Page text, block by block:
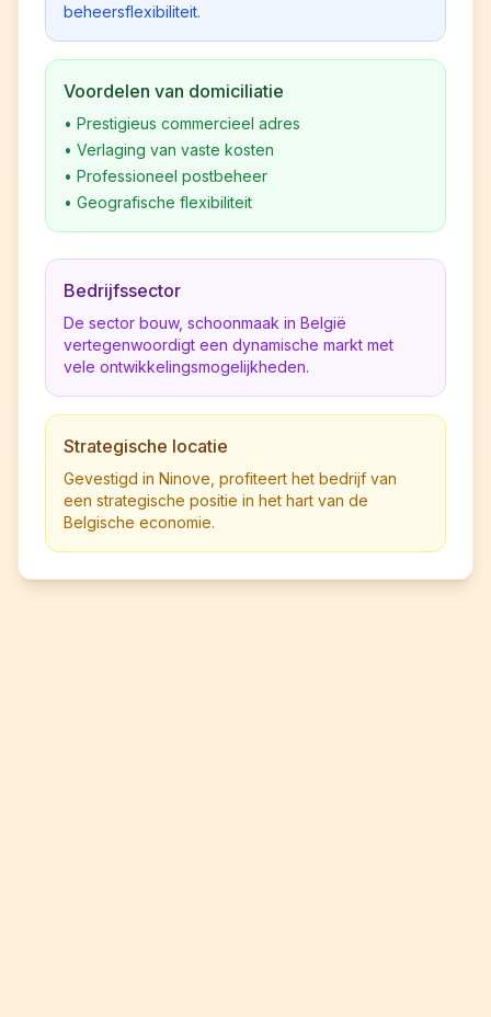
beheersflexibiliteit.
Voordelen van domiciliatie
• Prestigieus commercieel adres
• Verlaging van vaste kosten
• Professioneel postbeheer
• Geografische flexibiliteit
Bedrijfssector
De sector bouw, schoonmaak in België
vertegenwoordigt een dynamische markt met
vele ontwikkelingsmogelijkheden.
Strategische locatie
Gevestigd in Ninove, profiteert het bedrijf van
een strategische positie in het hart van de
Belgische economie.